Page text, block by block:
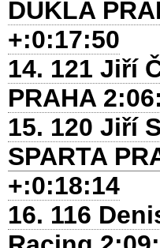
DUKLA
+:0:17:50
14. 121 Jiří
PRAHA
15. 120 Jiří
SPARTA
+:0:18:14
16. 116